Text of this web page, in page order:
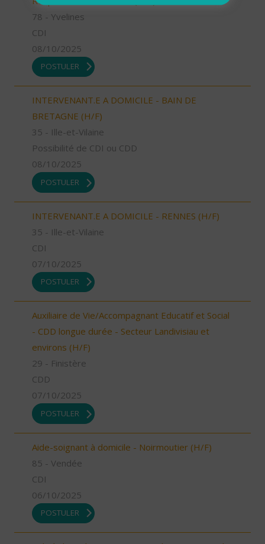
78 - Yvelines
CDI
08/10/2025
POSTULER
INTERVENANT.E A DOMICILE - BAIN DE
BRETAGNE (H/F)
35 - Ille-et-Vilaine
Possibilité de CDI ou CDD
08/10/2025
POSTULER
INTERVENANT.E A DOMICILE - RENNES (H/F)
35 - Ille-et-Vilaine
CDI
07/10/2025
POSTULER
Auxiliaire de Vie/Accompagnant Educatif et Social
- CDD longue durée - Secteur Landivisiau et
environs (H/F)
29 - Finistère
CDD
07/10/2025
POSTULER
Aide-soignant à domicile - Noirmoutier (H/F)
85 - Vendée
CDI
06/10/2025
POSTULER